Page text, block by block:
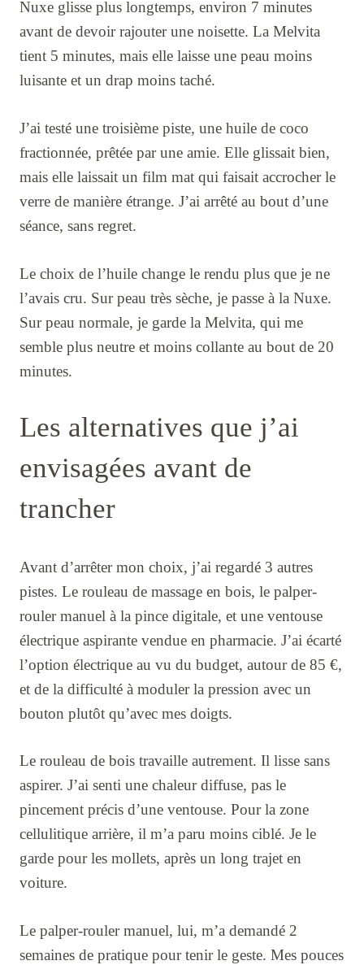
Nuxe glisse plus longtemps, environ 7 minutes
avant de devoir rajouter une noisette. La Melvita
tient 5 minutes, mais elle laisse une peau moins
luisante et un drap moins taché.
J’ai testé une troisième piste, une huile de coco
fractionnée, prêtée par une amie. Elle glissait bien,
mais elle laissait un film mat qui faisait accrocher le
verre de manière étrange. J’ai arrêté au bout d’une
séance, sans regret.
Le choix de l’huile change le rendu plus que je ne
l’avais cru. Sur peau très sèche, je passe à la Nuxe.
Sur peau normale, je garde la Melvita, qui me
semble plus neutre et moins collante au bout de 20
minutes.
Les alternatives que j’ai
envisagées avant de
trancher
Avant d’arrêter mon choix, j’ai regardé 3 autres
pistes. Le rouleau de massage en bois, le palper-
rouler manuel à la pince digitale, et une ventouse
électrique aspirante vendue en pharmacie. J’ai écarté
l’option électrique au vu du budget, autour de 85 €,
et de la difficulté à moduler la pression avec un
bouton plutôt qu’avec mes doigts.
Le rouleau de bois travaille autrement. Il lisse sans
aspirer. J’ai senti une chaleur diffuse, pas le
pincement précis d’une ventouse. Pour la zone
cellulitique arrière, il m’a paru moins ciblé. Je le
garde pour les mollets, après un long trajet en
voiture.
Le palper-rouler manuel, lui, m’a demandé 2
semaines de pratique pour tenir le geste. Mes pouces